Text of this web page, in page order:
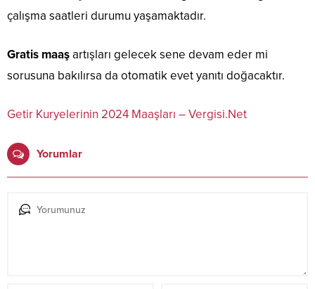
çalışma saatleri durumu yaşamaktadır.
Gratis maaşartışları gelecek sene devam eder mi
sorusuna bakılırsa da otomatik evet yanıtı doğacaktır.
Getir Kuryelerinin 2024 Maaşları – Vergisi.Net
Yorumlar